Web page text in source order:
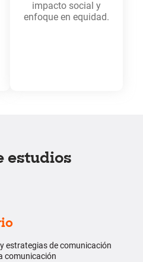
impacto social y
enfoque en equidad.
estudios
estrategias de comunicación
comunicación